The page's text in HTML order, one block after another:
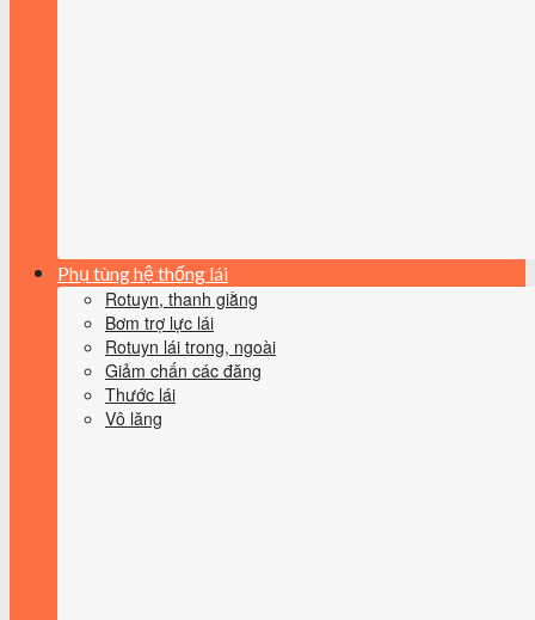
Phụ tùng hệ thống lái
Rotuyn, thanh giằng
Bơm trợ lực lái
Rotuyn lái trong, ngoài
Giảm chấn các đăng
Thước lái
Vô lăng